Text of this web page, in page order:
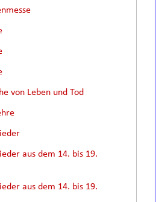
von Leben und Tod
aus dem 14. bis 19.
aus dem 14. bis 19.